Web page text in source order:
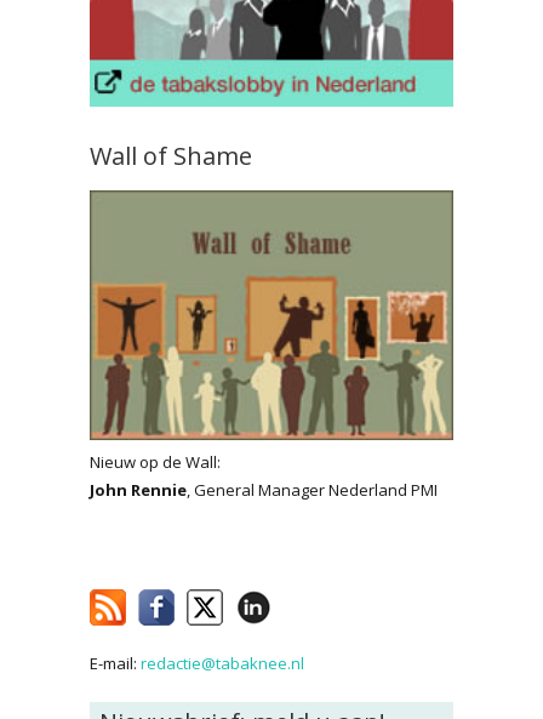
Wall of Shame
Nieuw op de Wall:
John Rennie, General Manager Nederland PMI
E-mail: redactie@tabaknee.nl